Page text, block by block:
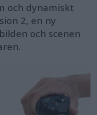
och dynamiskt
2, en ny
och scenen